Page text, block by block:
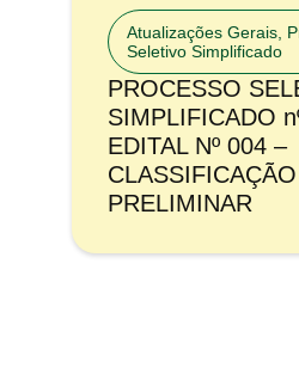
Atualizações Gerais
Seletivo Simplificado
PROCESSO
SIMPLIFICADO
EDITAL Nº 004 –
CLASSIFICAÇÃO
PRELIMINAR